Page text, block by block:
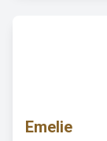
Emelie